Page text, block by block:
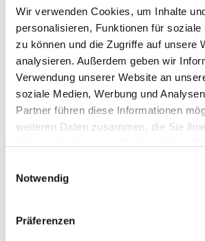
Wir verwenden Cookies, um Inhalte
personalisieren, Funktionen für soziale
zu können und die Zugriffe auf unsere
analysieren. Außerdem geben wir
Verwendung unserer Website an
soziale Medien, Werbung und
Partner führen diese Informationen
weiteren Daten zusammen, die Sie
Notwendig
Präferenzen
2 Esslöffel Olivenöl
Etwas Honig
Spritzer Zitronensaft
3 Schalotten, in kleine Würfeln
200 ml trockener Weißwein
Salz
Chiliflocken
1/4 von der mittelgroßen Sellerieknolle,
Würfeln geschnitten
2 große Kartoffeln, geschält und in
1 große Zwiebel, geschält und in